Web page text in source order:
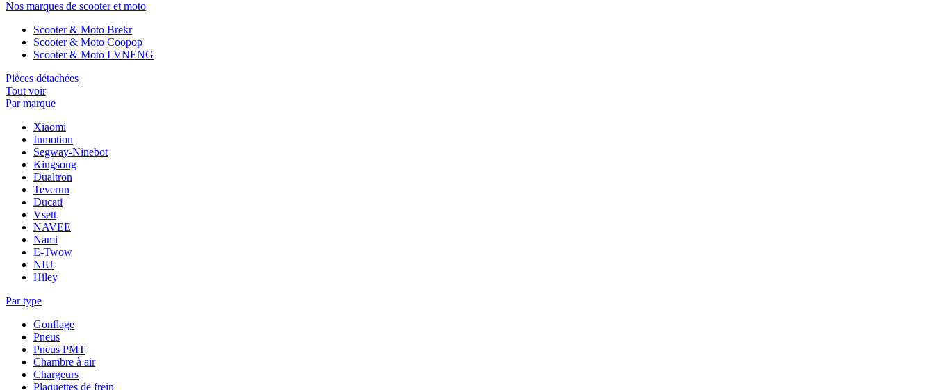
Nos marques de scooter et moto
Scooter & Moto Brekr
Scooter & Moto Coopop
Scooter & Moto LVNENG
Pièces détachées
Tout voir
Par marque
Xiaomi
Inmotion
Segway-Ninebot
Kingsong
Dualtron
Teverun
Ducati
Vsett
NAVEE
Nami
E-Twow
NIU
Hiley
Par type
Gonflage
Pneus
Pneus PMT
Chambre à air
Chargeurs
Plaquettes de frein